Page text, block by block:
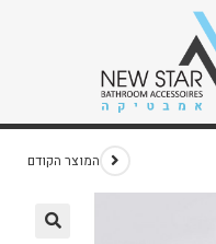
המוצר הקודם